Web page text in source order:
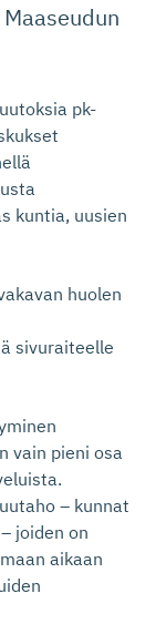
pk-
kuntia, uusien
huolen
sivuraiteelle
vain pieni osa
– kunnat
joiden on
aikaan